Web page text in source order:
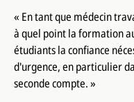
« En tant que médecin
à quel point la formation
étudiants la confiance
d'urgence, en particulier
seconde compte. »